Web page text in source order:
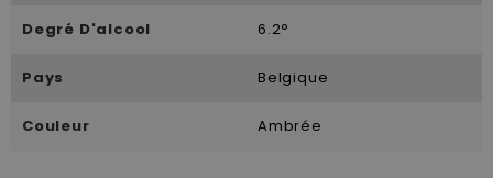
Degré D'alcool 6.2°
Pays Belgique
Couleur Ambrée